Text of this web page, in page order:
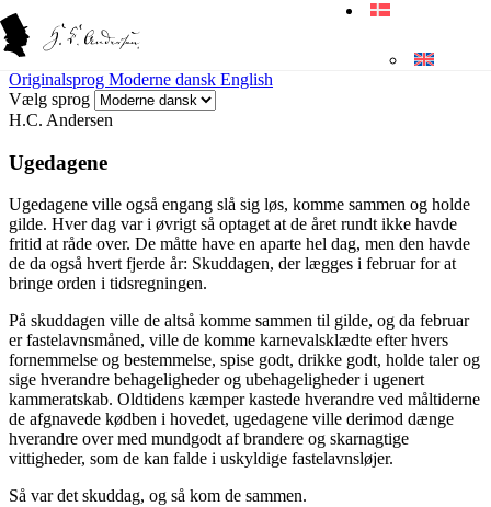
Originalsprog Moderne dansk English
Vælg sprog
H.C. Andersen
Ugedagene
Ugedagene ville også engang slå sig løs, komme sammen og holde
gilde. Hver dag var i øvrigt så optaget at de året rundt ikke havde
fritid at råde over. De måtte have en aparte hel dag, men den havde
de da også hvert fjerde år: Skuddagen, der lægges i februar for at
bringe orden i tidsregningen.
På skuddagen ville de altså komme sammen til gilde, og da februar
er fastelavnsmåned, ville de komme karnevalsklædte efter hvers
fornemmelse og bestemmelse, spise godt, drikke godt, holde taler og
sige hverandre behageligheder og ubehageligheder i ugenert
kammeratskab. Oldtidens kæmper kastede hverandre ved måltiderne
de afgnavede kødben i hovedet, ugedagene ville derimod dænge
hverandre over med mundgodt afbrandere og skarnagtige
vittigheder, som de kan falde i uskyldige fastelavnsløjer.
Så var det skuddag, og så kom de sammen.